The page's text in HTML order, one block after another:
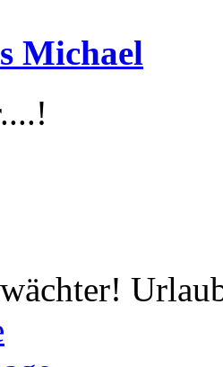
Michael